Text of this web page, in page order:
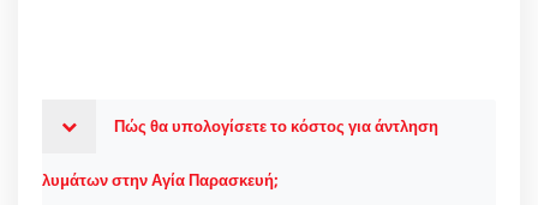
Πώς θα υπολογίσετε το κόστος για άντληση
λυμάτων στην Αγία Παρασκευή;